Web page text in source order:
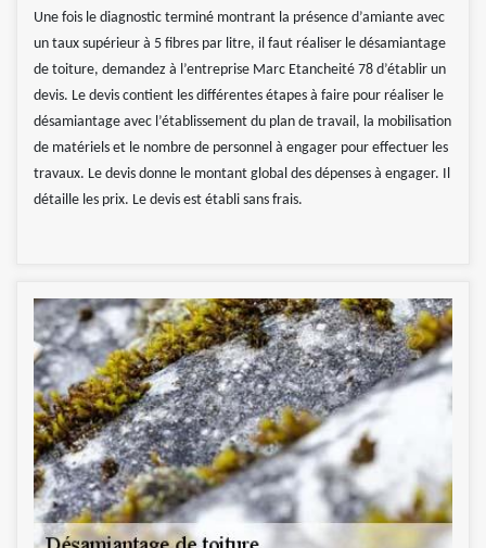
Une fois le diagnostic terminé montrant la présence d’amiante avec
un taux supérieur à 5 fibres par litre, il faut réaliser le désamiantage
de toiture, demandez à l’entreprise Marc Etancheité 78 d’établir un
devis. Le devis contient les différentes étapes à faire pour réaliser le
désamiantage avec l’établissement du plan de travail, la mobilisation
de matériels et le nombre de personnel à engager pour effectuer les
travaux. Le devis donne le montant global des dépenses à engager. Il
détaille les prix. Le devis est établi sans frais.